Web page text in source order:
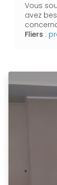
Vous
avez
Fliers :